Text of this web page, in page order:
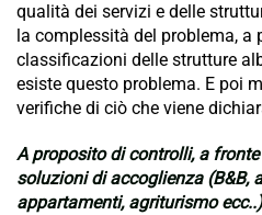
qualità dei servizi e delle
la complessità del problema, a
classificazioni delle strutture
esiste questo problema. E poi
verifiche di ciò che viene
A proposito di controlli, a
soluzioni di accoglienza (B&B,
appartamenti, agriturismo